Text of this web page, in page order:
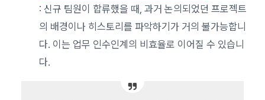
: 신규 팀원이 합류했을 때, 과거 논의되었던 프로젝트
의 배경이나 히스토리를 파악하기가 거의 불가능합니
다. 이는 업무 인수인계의 비효율로 이어질 수 있습니
다.